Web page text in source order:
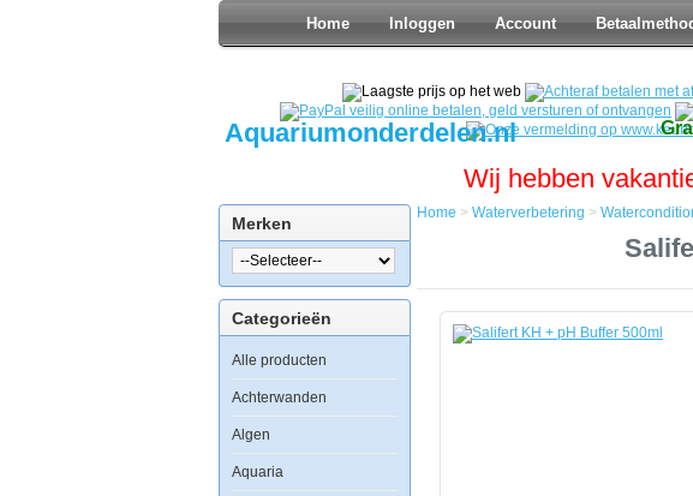
Home Inloggen Account
Aquariumonderdelen.nl
Wij hebben
Merken
Categorieën
Alle producten
Achterwanden
Algen
Aquaria
Salifert
KH
+
Home > Waterverbetering >